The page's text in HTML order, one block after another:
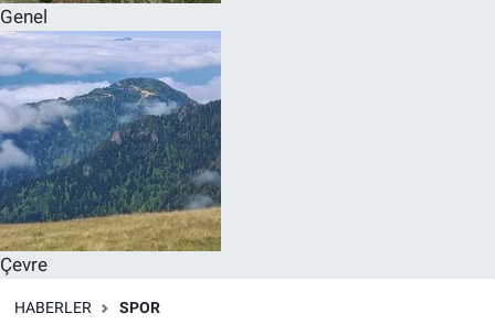
Genel
Çevre
HABERLER SPOR